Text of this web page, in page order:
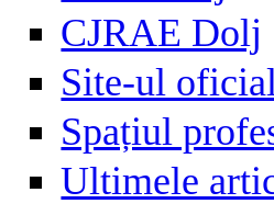
CJRAE Dolj
Site-ul
Spațiul
Ultimele